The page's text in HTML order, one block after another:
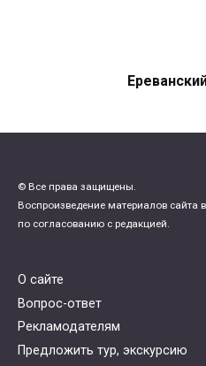
© Все права защищены.
Воспроизведение материалов
по согласованию с редакцией.
О сайте
Вопрос-ответ
Рекламодателям
Предложить тур, экскурсию